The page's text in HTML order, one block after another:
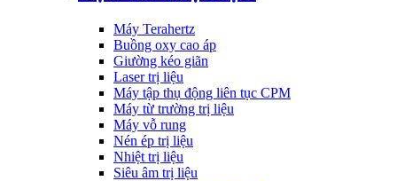
Máy Terahertz
Buồng oxy cao áp
Giường kéo giãn
Laser trị liệu
Máy tập thụ động liên tục CPM
Máy từ trường trị liệu
Máy vỗ rung
Nén ép trị liệu
Nhiệt trị liệu
Siêu âm trị liệu